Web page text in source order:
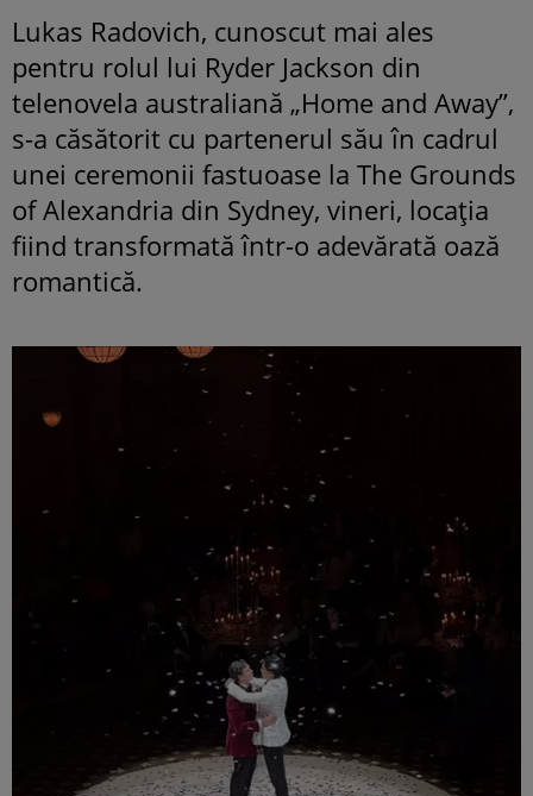
Lukas Radovich, cunoscut mai ales
pentru rolul lui Ryder Jackson din
telenovela australiană „Home and Away”,
s-a căsătorit cu partenerul său în cadrul
unei ceremonii fastuoase la The Grounds
of Alexandria din Sydney, vineri, locația
fiind transformată într-o adevărată oază
romantică.